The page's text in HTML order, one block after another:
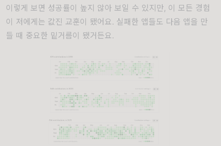
이렇게 보면 성공률이 높지 않아 보일 수 있지만, 이 모든 경험
이 저에게는 값진 교훈이 됐어요. 실패한 앱들도 다음 앱을 만
들 때 중요한 밑거름이 됐거든요.